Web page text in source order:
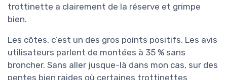
trottinette a clairement de la réserve et grimpe
bien.
Les côtes, c’est un des gros points positifs. Les avis
utilisateurs parlent de montées à 35 % sans
broncher. Sans aller jusque-là dans mon cas, sur des
pentes bien raides où certaines trottinettes